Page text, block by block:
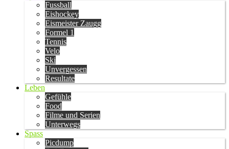
Fussball
Eishockey
Eismeister Zaugg
Formel 1
Tennis
Velo
Ski
Unvergessen
Resultate
Leben
Gefühle
Food
Filme und Serien
Unterwegs
Spass
Picdump